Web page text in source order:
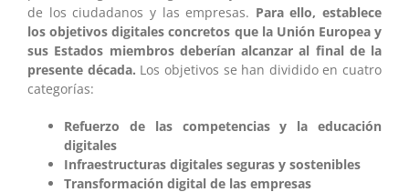
de los ciudadanos y las empresas. Para ello, establece
los objetivos digitales concretos que la Unión Europea y
sus Estados miembros deberían alcanzar al final de la
presente década. Los objetivos se han dividido en cuatro
categorías:
Refuerzo de las competencias y la educación
digitales
Infraestructuras digitales seguras y sostenibles
Transformación digital de las empresas